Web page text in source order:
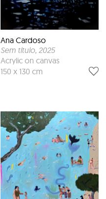
Ana Cardoso
Sem título, 2025
Acrylic on canvas
150 x 130 cm